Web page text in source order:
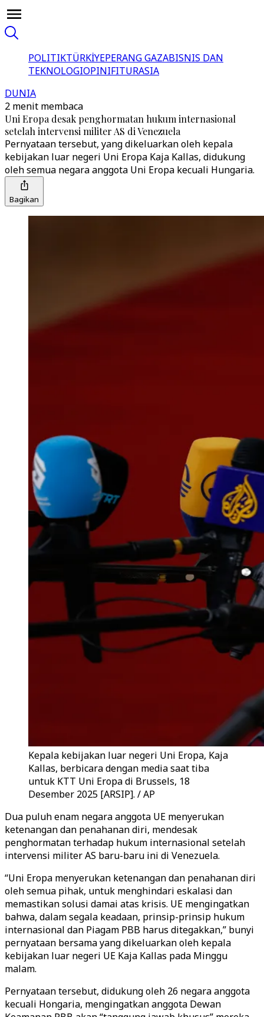
POLITIKTÜRKİYEPERANG GAZABISNIS DAN
TEKNOLOGIOPINIFITURASIA
DUNIA
2 menit membaca
Uni Eropa desak penghormatan hukum internasional
setelah intervensi militer AS di Venezuela
Pernyataan tersebut, yang dikeluarkan oleh kepala
kebijakan luar negeri Uni Eropa Kaja Kallas, didukung
oleh semua negara anggota Uni Eropa kecuali Hungaria.
Bagikan
Kepala kebijakan luar negeri Uni Eropa, Kaja
Kallas, berbicara dengan media saat tiba
untuk KTT Uni Eropa di Brussels, 18
Desember 2025 [ARSIP]. / AP
Dua puluh enam negara anggota UE menyerukan
ketenangan dan penahanan diri, mendesak
penghormatan terhadap hukum internasional setelah
intervensi militer AS baru-baru ini di Venezuela.
“Uni Eropa menyerukan ketenangan dan penahanan diri
oleh semua pihak, untuk menghindari eskalasi dan
memastikan solusi damai atas krisis. UE mengingatkan
bahwa, dalam segala keadaan, prinsip-prinsip hukum
internasional dan Piagam PBB harus ditegakkan,” bunyi
pernyataan bersama yang dikeluarkan oleh kepala
kebijakan luar negeri UE Kaja Kallas pada Minggu
malam.
Pernyataan tersebut, didukung oleh 26 negara anggota
kecuali Hongaria, mengingatkan anggota Dewan